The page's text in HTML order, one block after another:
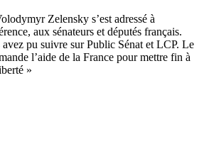
Zelensky s’est adressé à
aux sénateurs et députés français.
pu suivre sur Public Sénat et LCP. Le
l’aide de la France pour mettre fin à
»